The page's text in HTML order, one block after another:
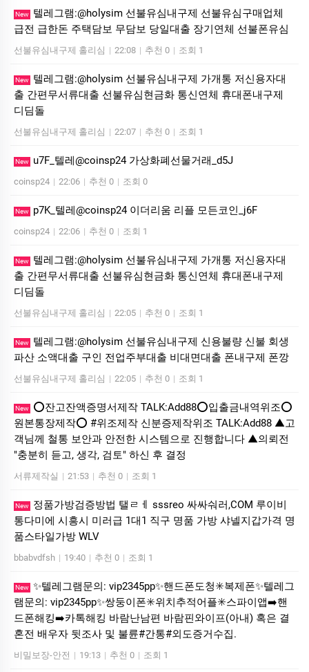
New
텔레그램:@holysim 선불유심내구제 선불유심구매업체
급전 급한돈 주택담보 무담보 당일대출 장기연체 선불폰유심
선불유심내구제 홀리심 | 22:08 | 추천 0 | 조회 1
New
텔레그램:@holysim 선불유심내구제 가개통 저신용자대
출 간편무서류대출 선불유심현금화 통신연체 휴대폰내구제
디딤돌
선불유심내구제 홀리심 | 22:07 | 추천 0 | 조회 1
New u7F_텔레@coinsp24 가상화폐선물거래_d5J
coinsp24 | 22:06 | 추천 0 | 조회 0
New p7K_텔레@coinsp24 이더리움 리플 모든코인_j6F
coinsp24 | 22:06 | 추천 0 | 조회 1
New
텔레그램:@holysim 선불유심내구제 가개통 저신용자대
출 간편무서류대출 선불유심현금화 통신연체 휴대폰내구제
디딤돌
선불유심내구제 홀리심 | 22:05 | 추천 0 | 조회 1
New
텔레그램:@holysim 선불유심내구제 신용불량 신불 회생
파산 소액대출 구인 전업주부대출 비대면대출 폰내구제 폰깡
선불유심내구제 홀리심 | 22:05 | 추천 0 | 조회 1
New
⭕️잔고잔액증명서제작 TALK:Add88⭕️입출금내역위조⭕️
원본통장제작⭕️ #위조제작 신분증제작위조 TALK:Add88 ▲고
객님께 철통 보안과 안전한 시스템으로 진행합니다 ▲의뢰전
"충분히 듣고, 생각, 검토" 하신 후 결정
서류제작실 | 21:53 | 추천 0 | 조회 1
New
정품가방검증방법 탤ㄹㅔ sssreo 싸싸숴러,COM 루이비
통다미에 시흥시 미러급 1대1 직구 명품 가방 샤넬지갑가격 명
품스타일가방 WLV
bbabvdfsh | 19:40 | 추천 0 | 조회 1
New ✨텔레그램문의: vip2345pp✨핸드폰도청✳️복제폰✨텔레그
램문의: vip2345pp✨쌍둥이폰✳️위치추적어플✳️스파이앱➡️핸
드폰해킹➡️카톡해킹 바람난남편 바람핀와이프(아내) 혹은 결
혼전 배우자 뒷조사 및 불륜#간통#외도증거수집.
비밀보장-안전 | 19:13 | 추천 0 | 조회 1